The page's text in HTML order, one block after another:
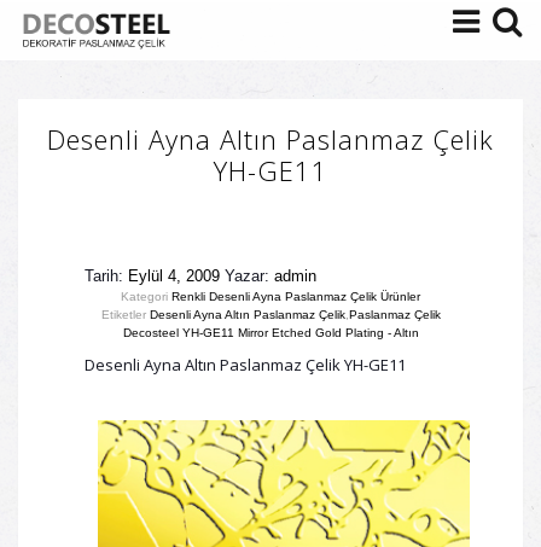
Desenli Ayna Altın Paslanmaz Çelik
YH-GE11
Tarih: Eylül 4, 2009 Yazar: admin
Kategori Renkli Desenli Ayna Paslanmaz Çelik Ürünler
Etiketler Desenli Ayna Altın Paslanmaz Çelik, Paslanmaz Çelik
Decosteel YH-GE11 Mirror Etched Gold Plating - Altın
Desenli Ayna Altın Paslanmaz Çelik YH-GE11